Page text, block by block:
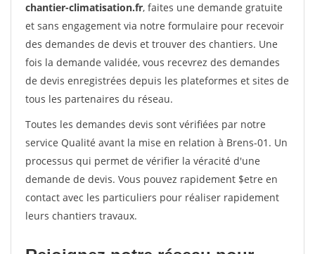
chantier-climatisation.fr, faites une demande gratuite
et sans engagement via notre formulaire pour recevoir
des demandes de devis et trouver des chantiers. Une
fois la demande validée, vous recevrez des demandes
de devis enregistrées depuis les plateformes et sites de
tous les partenaires du réseau.
Toutes les demandes devis sont vérifiées par notre
service Qualité avant la mise en relation à Brens-01. Un
processus qui permet de vérifier la véracité d'une
demande de devis. Vous pouvez rapidement $etre en
contact avec les particuliers pour réaliser rapidement
leurs chantiers travaux.